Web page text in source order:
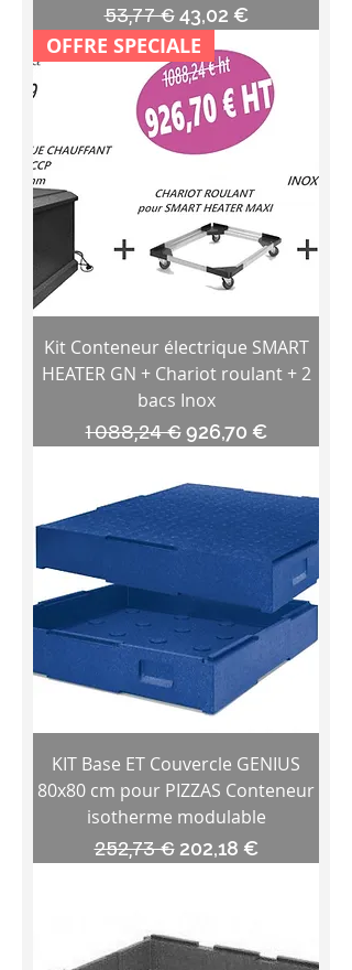
Prix original
53,77 € Prix promotionnel
43,02 €
OFFRE SPECIALE
Kit Conteneur électrique SMART
HEATER GN + Chariot roulant + 2
bacs Inox
Prix original
1 088,24 € Prix promotionnel
926,70 €
KIT Base ET Couvercle GENIUS
80x80 cm pour PIZZAS Conteneur
isotherme modulable
Prix original
252,73 € Prix promotionnel
202,18 €